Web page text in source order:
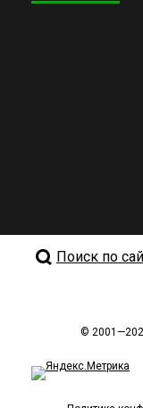
Поиск по
©